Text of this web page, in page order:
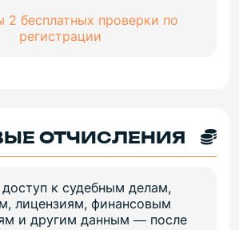
2 бесплатных проверки по
регистрации
ОТЧИСЛЕНИЯ
к судебным делам,
лицензиям, финансовым
и другим данным — после